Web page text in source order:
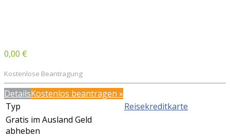
0,00 €
Kostenlose Beantragung
DetailsKostenlos beantragen »
Typ
Reisekreditkarte
Gratis im Ausland Geld
abheben